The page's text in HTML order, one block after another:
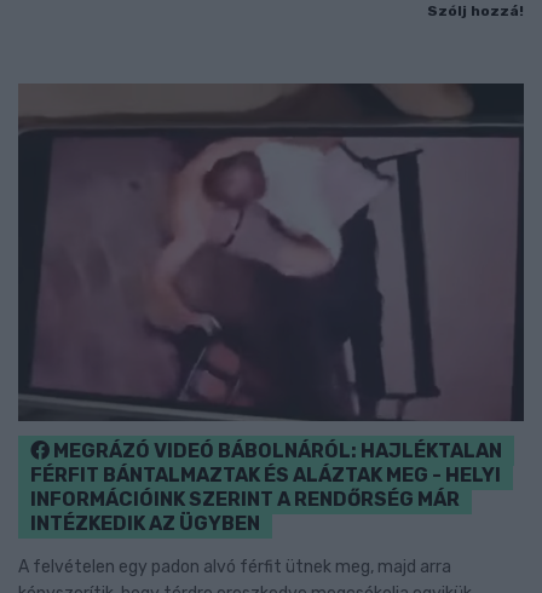
Szólj hozzá!
MEGRÁZÓ VIDEÓ BÁBOLNÁRÓL: HAJLÉKTALAN
FÉRFIT BÁNTALMAZTAK ÉS ALÁZTAK MEG - HELYI
INFORMÁCIÓINK SZERINT A RENDŐRSÉG MÁR
INTÉZKEDIK AZ ÜGYBEN
A felvételen egy padon alvó férfit ütnek meg, majd arra